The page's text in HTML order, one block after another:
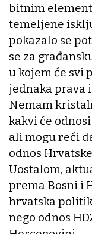
bitnim
temeljene
pokazalo se
se za
u kojem će svi
jednaka prava
Nemam
kakvi će
ali mogu reći
odnos
Uostalom,
prema Bosni i
hrvatska
nego odnos